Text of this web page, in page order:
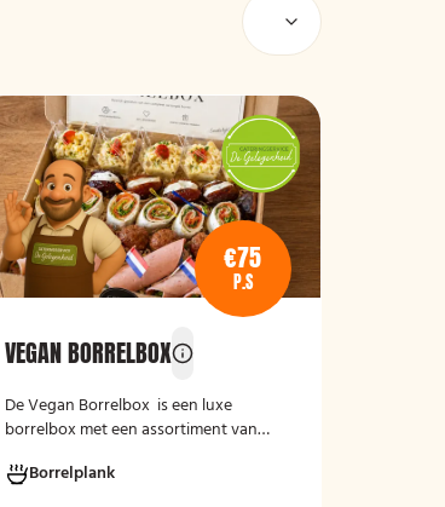
€75
P.S
VEGAN BORRELBOX
DeVegan Borrelbox is een luxe
borrelbox met een assortiment van
hapjes. De box bevat onder andere
Borrelplank